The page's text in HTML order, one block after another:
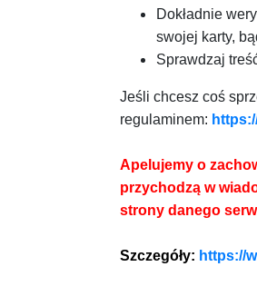
Dokładnie
swojej karty,
Sprawdzaj
Jeśli chcesz coś
regulaminem:
Apelujemy o
przychodzą w
strony danego
Szczegóły: https://